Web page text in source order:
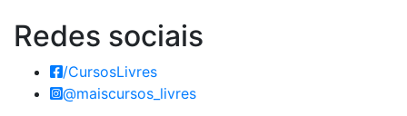
Redes sociais
/CursosLivres
@maiscursos_livres